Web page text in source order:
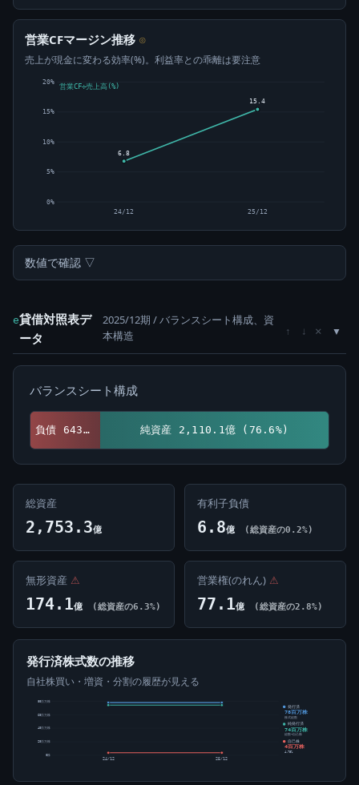
営業CFマージン推移 ⊙
売上が現金に変わる効率(%)。利益率との乖離は要注意
0%
5%
10%
15%
20%
6.8
24/12
15.4
25/12
営業CF÷売上高(%)
数値で確認 ▽
e貸借対照表デ
ータ
2025/12期 / バランスシート構成、資
本構造
↑ ↓ ×
バランスシート構成
負債 643.2億 (23.4%) 純資産 2,110.1億 (76.6%)
総資産
2,753.3億
有利子負債
6.8億 (総資産の0.2%)
無形資産 ⚠
174.1億 (総資産の6.3%)
営業権(のれん) ⚠
77.1億 (総資産の2.8%)
発行済株式数の推移
自社株買い・増資・分割の履歴が見える
0株
20百万株
40百万株
60百万株
80百万株
24/12 25/12
発行済
78百万株
株式総数
純発行済
74百万株
総数-自己株
自己株
4百万株
4.75%